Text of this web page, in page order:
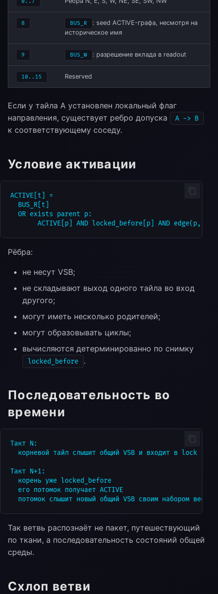
a
n
8 BUS_R
: seed ACTIVE-графа, несмотря на
историческое имя
9 BUS_W : разрешение вклада в readout
10..15 Reserved
Если у тайла A установлен локальный флаг
направления, существует ребро допуска
A -> B
к соответствующему соседу.
Условие активации
ACTIVE[t] =
  BUS_R[t]
  OR exists parent p:
Рёбра:
не несут VSB;
не складывают выход одного тайла во вход
другого;
могут иметь несколько родителей;
могут образовывать циклы;
вычисляются детерминированно по снимку
locked_before .
Последовательность во
времени
Такт N:
  корневой тайл слышит общий VSB и входит в lock
Такт N+1:
  корень уже locked_before
  его потомок получает ACTIVE
Так ветвь распознаёт не пакет, путешествующий
по ткани, а последовательность состояний общей
среды.
Схлоп ветви